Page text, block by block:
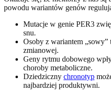
powodu wariantów genów
Mutacje w genie PER3
snu.
Osoby z wariantem „sowy”
zmianowej.
Geny rytmu dobowego
choroby metaboliczne.
Dziedziczny chronotyp
najbardziej produktywni.